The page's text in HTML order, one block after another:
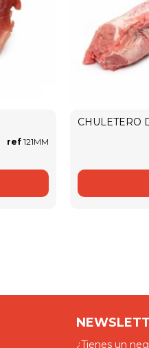
ref 121MM
CHULETERO
¿Tienes un